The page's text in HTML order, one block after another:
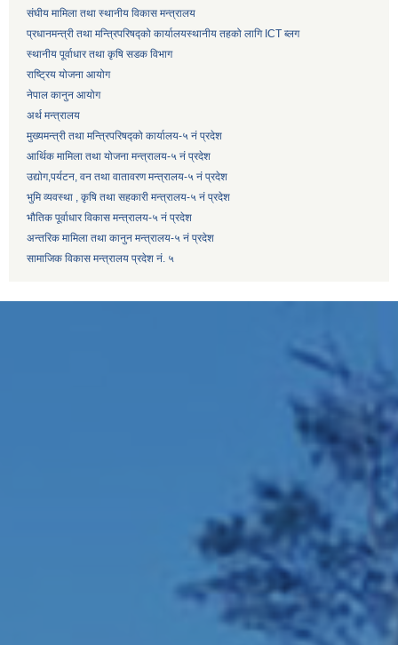
संघीय मामिला तथा स्थानीय विकास मन्त्रालय
प्रधानमन्त्री तथा मन्त्रिपरिषद्को कार्यालयस्थानीय तहको लागि ICT ब्लग
स्थानीय पूर्वाधार तथा कृषि सडक विभाग
राष्ट्रिय योजना आयोग
नेपाल कानुन आयोग
अर्थ मन्त्रालय
मुख्यमन्त्री तथा मन्त्रिपरिषद्को कार्यालय-५ नं प्रदेश
आर्थिक मामिला तथा योजना मन्त्रालय-५ नं प्रदेश
उद्याेग,पर्यटन, वन तथा वातावरण मन्त्रालय-५ नं प्रदेश
भुमि व्यवस्था , कृषि तथा सहकारी मन्त्रालय-५ नं प्रदेश
भौतिक पूर्वाधार विकास मन्त्रालय-५ नं प्रदेश
अन्तरिक मामिला तथा कानुन मन्त्रालय-५ नं प्रदेश
सामाजिक विकास मन्त्रालय प्रदेश नं. ५